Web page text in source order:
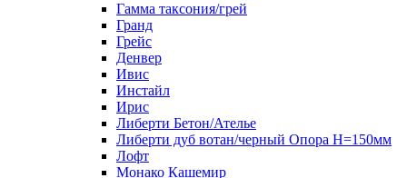
Гамма таксония/грей
Гранд
Грейс
Денвер
Ивис
Инстайл
Ирис
Либерти Бетон/Ателье
Либерти дуб вотан/черный Опора Н=150мм
Лофт
Монако Кашемир